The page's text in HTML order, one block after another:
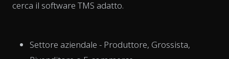
cerca il software TMS adatto.
Settore aziendale - Produttore, Grossista,